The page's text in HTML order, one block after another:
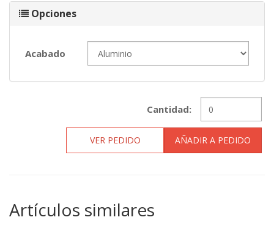
Opciones
Acabado
Cantidad:
VER PEDIDO AÑADIR A PEDIDO
Artículos similares